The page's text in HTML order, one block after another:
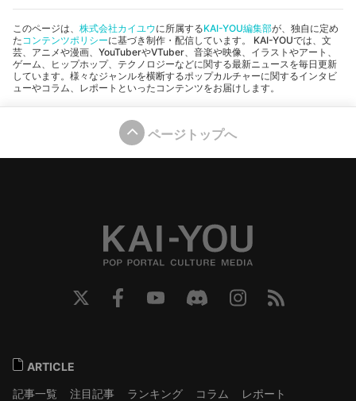
このページは、 株式会社カイユウに所属するKAI-YOU編集部が、独自に定め
た コンテンツポリシーに基づき制作・配信しています。 KAI-YOUでは、文
芸、アニメや漫画、YouTuberやVTuber、音楽や映像、イラストやアート、
ゲーム、ヒップホップ、テクノロジーなどに関する最新ニュースを毎日更新
しています。様々なジャンルを横断するポップカルチャーに関するインタビ
ューやコラム、レポートといったコンテンツをお届けします。
ページトップへ
ARTICLE
記事一覧
注目記事 ランキング コラム
レポート